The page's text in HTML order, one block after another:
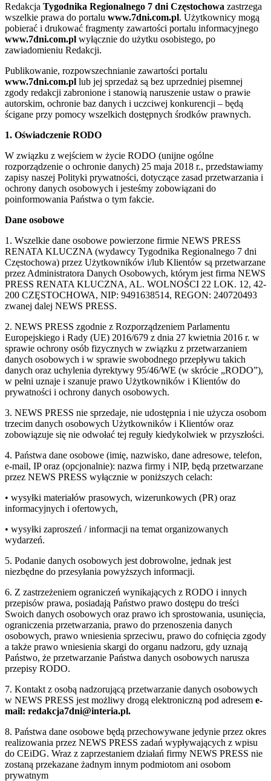
Redakcja Tygodnika Regionalnego 7 dni Częstochowa zastrzega
wszelkie prawa do portalu www.7dni.com.pl. Użytkownicy mogą
pobierać i drukować fragmenty zawartości portalu informacyjnego
www.7dni.com.pl wyłącznie do użytku osobistego, po
zawiadomieniu Redakcji.
Publikowanie, rozpowszechnianie zawartości portalu
www.7dni.com.pl lub jej sprzedaż są bez uprzedniej pisemnej
zgody redakcji zabronione i stanowią naruszenie ustaw o prawie
autorskim, ochronie baz danych i uczciwej konkurencji – będą
ścigane przy pomocy wszelkich dostępnych środków prawnych.
1. Oświadczenie RODO
W związku z wejściem w życie RODO (unijne ogólne
rozporządzenie o ochronie danych) 25 maja 2018 r., przedstawiamy
zapisy naszej Polityki prywatności, dotyczące zasad przetwarzania i
ochrony danych osobowych i jesteśmy zobowiązani do
poinformowania Państwa o tym fakcie.
Dane osobowe
1. Wszelkie dane osobowe powierzone firmie NEWS PRESS
RENATA KLUCZNA (wydawcy Tygodnika Regionalnego 7 dni
Częstochowa) przez Użytkowników i/lub Klientów są przetwarzane
przez Administratora Danych Osobowych, którym jest firma NEWS
PRESS RENATA KLUCZNA, AL. WOLNOŚCI 22 LOK. 12, 42-
200 CZĘSTOCHOWA, NIP: 9491638514, REGON: 240720493
zwanej dalej NEWS PRESS.
2. NEWS PRESS zgodnie z Rozporządzeniem Parlamentu
Europejskiego i Rady (UE) 2016/679 z dnia 27 kwietnia 2016 r. w
sprawie ochrony osób fizycznych w związku z przetwarzaniem
danych osobowych i w sprawie swobodnego przepływu takich
danych oraz uchylenia dyrektywy 95/46/WE (w skrócie „RODO”),
w pełni uznaje i szanuje prawo Użytkowników i Klientów do
prywatności i ochrony danych osobowych.
3. NEWS PRESS nie sprzedaje, nie udostępnia i nie użycza osobom
trzecim danych osobowych Użytkowników i Klientów oraz
zobowiązuje się nie odwołać tej reguły kiedykolwiek w przyszłości.
4. Państwa dane osobowe (imię, nazwisko, dane adresowe, telefon,
e-mail, IP oraz (opcjonalnie): nazwa firmy i NIP, będą przetwarzane
przez NEWS PRESS wyłącznie w poniższych celach:
• wysyłki materiałów prasowych, wizerunkowych (PR) oraz
informacyjnych i ofertowych,
• wysyłki zaproszeń / informacji na temat organizowanych
wydarzeń.
5. Podanie danych osobowych jest dobrowolne, jednak jest
niezbędne do przesyłania powyższych informacji.
6. Z zastrzeżeniem ograniczeń wynikających z RODO i innych
przepisów prawa, posiadają Państwo prawo dostępu do treści
Swoich danych osobowych oraz prawo ich sprostowania, usunięcia,
ograniczenia przetwarzania, prawo do przenoszenia danych
osobowych, prawo wniesienia sprzeciwu, prawo do cofnięcia zgody
a także prawo wniesienia skargi do organu nadzoru, gdy uznają
Państwo, że przetwarzanie Państwa danych osobowych narusza
przepisy RODO.
7. Kontakt z osobą nadzorującą przetwarzanie danych osobowych
w NEWS PRESS jest możliwy drogą elektroniczną pod adresem e-
mail: redakcja7dni@interia.pl.
8. Państwa dane osobowe będą przechowywane jedynie przez okres
realizowania przez NEWS PRESS zadań wypływających z wpisu
do CEiDG. Wraz z zaprzestaniem działań firmy NEWS PRESS nie
zostaną przekazane żadnym innym podmiotom ani osobom
prywatnym